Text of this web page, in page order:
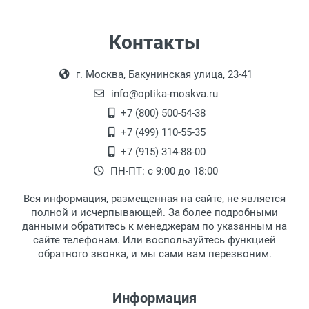
Самовывоз.
Оплата товара производится
наличными непосредственно на пункте
выдачи товара.
Перечисление средств на расчетный счет.
18:00, по субботам с 11:00 до 15:00, в
офисе по адресу: г. Москва,
Переведеновский переулок 17, корпус 1,
второй этаж, тел. +7 (499) 110-55-35.
После того, как заказ поступает в пункт
выдачи, наш менеджер связывается с
клиентом и оповещает о поступлении
товара.
Для получения товара при себе
обязательно иметь паспорт.
Заказ необходимо забрать в течение 3
рабочих дней с момента поступления на
дополнительных расходов за хранение
Контакты
г. Москва, Бакунинская улица, 23-41
info@optika-moskva.ru
+7 (800) 500-54-38
+7 (499) 110-55-35
+7 (915) 314-88-00
ПН-ПТ: с 9:00 до 18:00
Вся информация, размещенная на сайте, не является
полной и исчерпывающей. За более подробными
данными обратитесь к менеджерам по указанным на
сайте телефонам. Или воспользуйтесь функцией
обратного звонка, и мы сами вам перезвоним.
Информация